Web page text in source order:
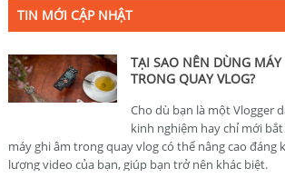
TIN MỚI CẬP NHẬT
TẠI SAO NÊN DÙNG
TRONG QUAY VLOG?
Cho dù bạn là một Vlogger
kinh nghiệm hay chỉ mới
máy ghi âm trong quay vlog có thể nâng cao đáng
lượng video của bạn, giúp bạn trở nên khác biệt.